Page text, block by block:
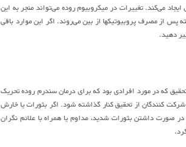
می‌کند. تغییرات در میکروبیوم روده می‌تواند منجر به این
پس از مصرف پروبیوتیکها از بین می‌روند. اگر این موارد باقی
دهید.
است موجب بثورات پوستی یا خارش شوند. نویسندگان یک بررسی در سال ۲۰۱۸ با بررسی دو تحقیق که در مورد افرادی بود که برای درمان سندرم روده تحریک
کنندگان از تحقیق کنار گذاشته شود. اگر بثورات یا خارش
صورت داشتن بثورات شدید، مداوم یا همراه با علائم نگران